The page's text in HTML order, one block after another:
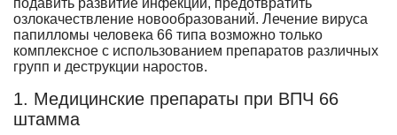
подавить развитие инфекции, предотвратить
озлокачествление новообразований. Лечение вируса
папилломы человека 66 типа возможно только
комплексное с использованием препаратов различных
групп и деструкции наростов.
1. Медицинские препараты при ВПЧ 66
штамма